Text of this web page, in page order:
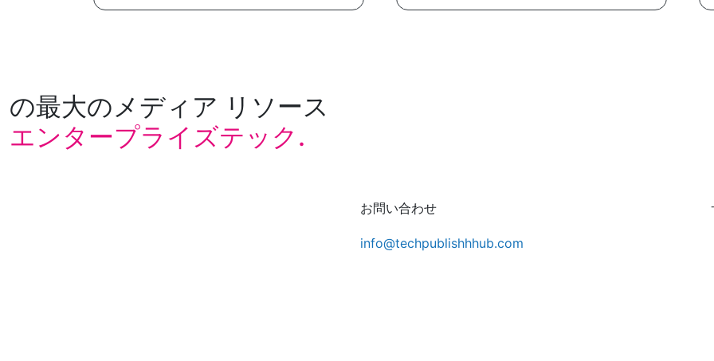
の最大のメディア リソース
エンタープライズテック.
お問い合わせ
info@techpublishhhub.com